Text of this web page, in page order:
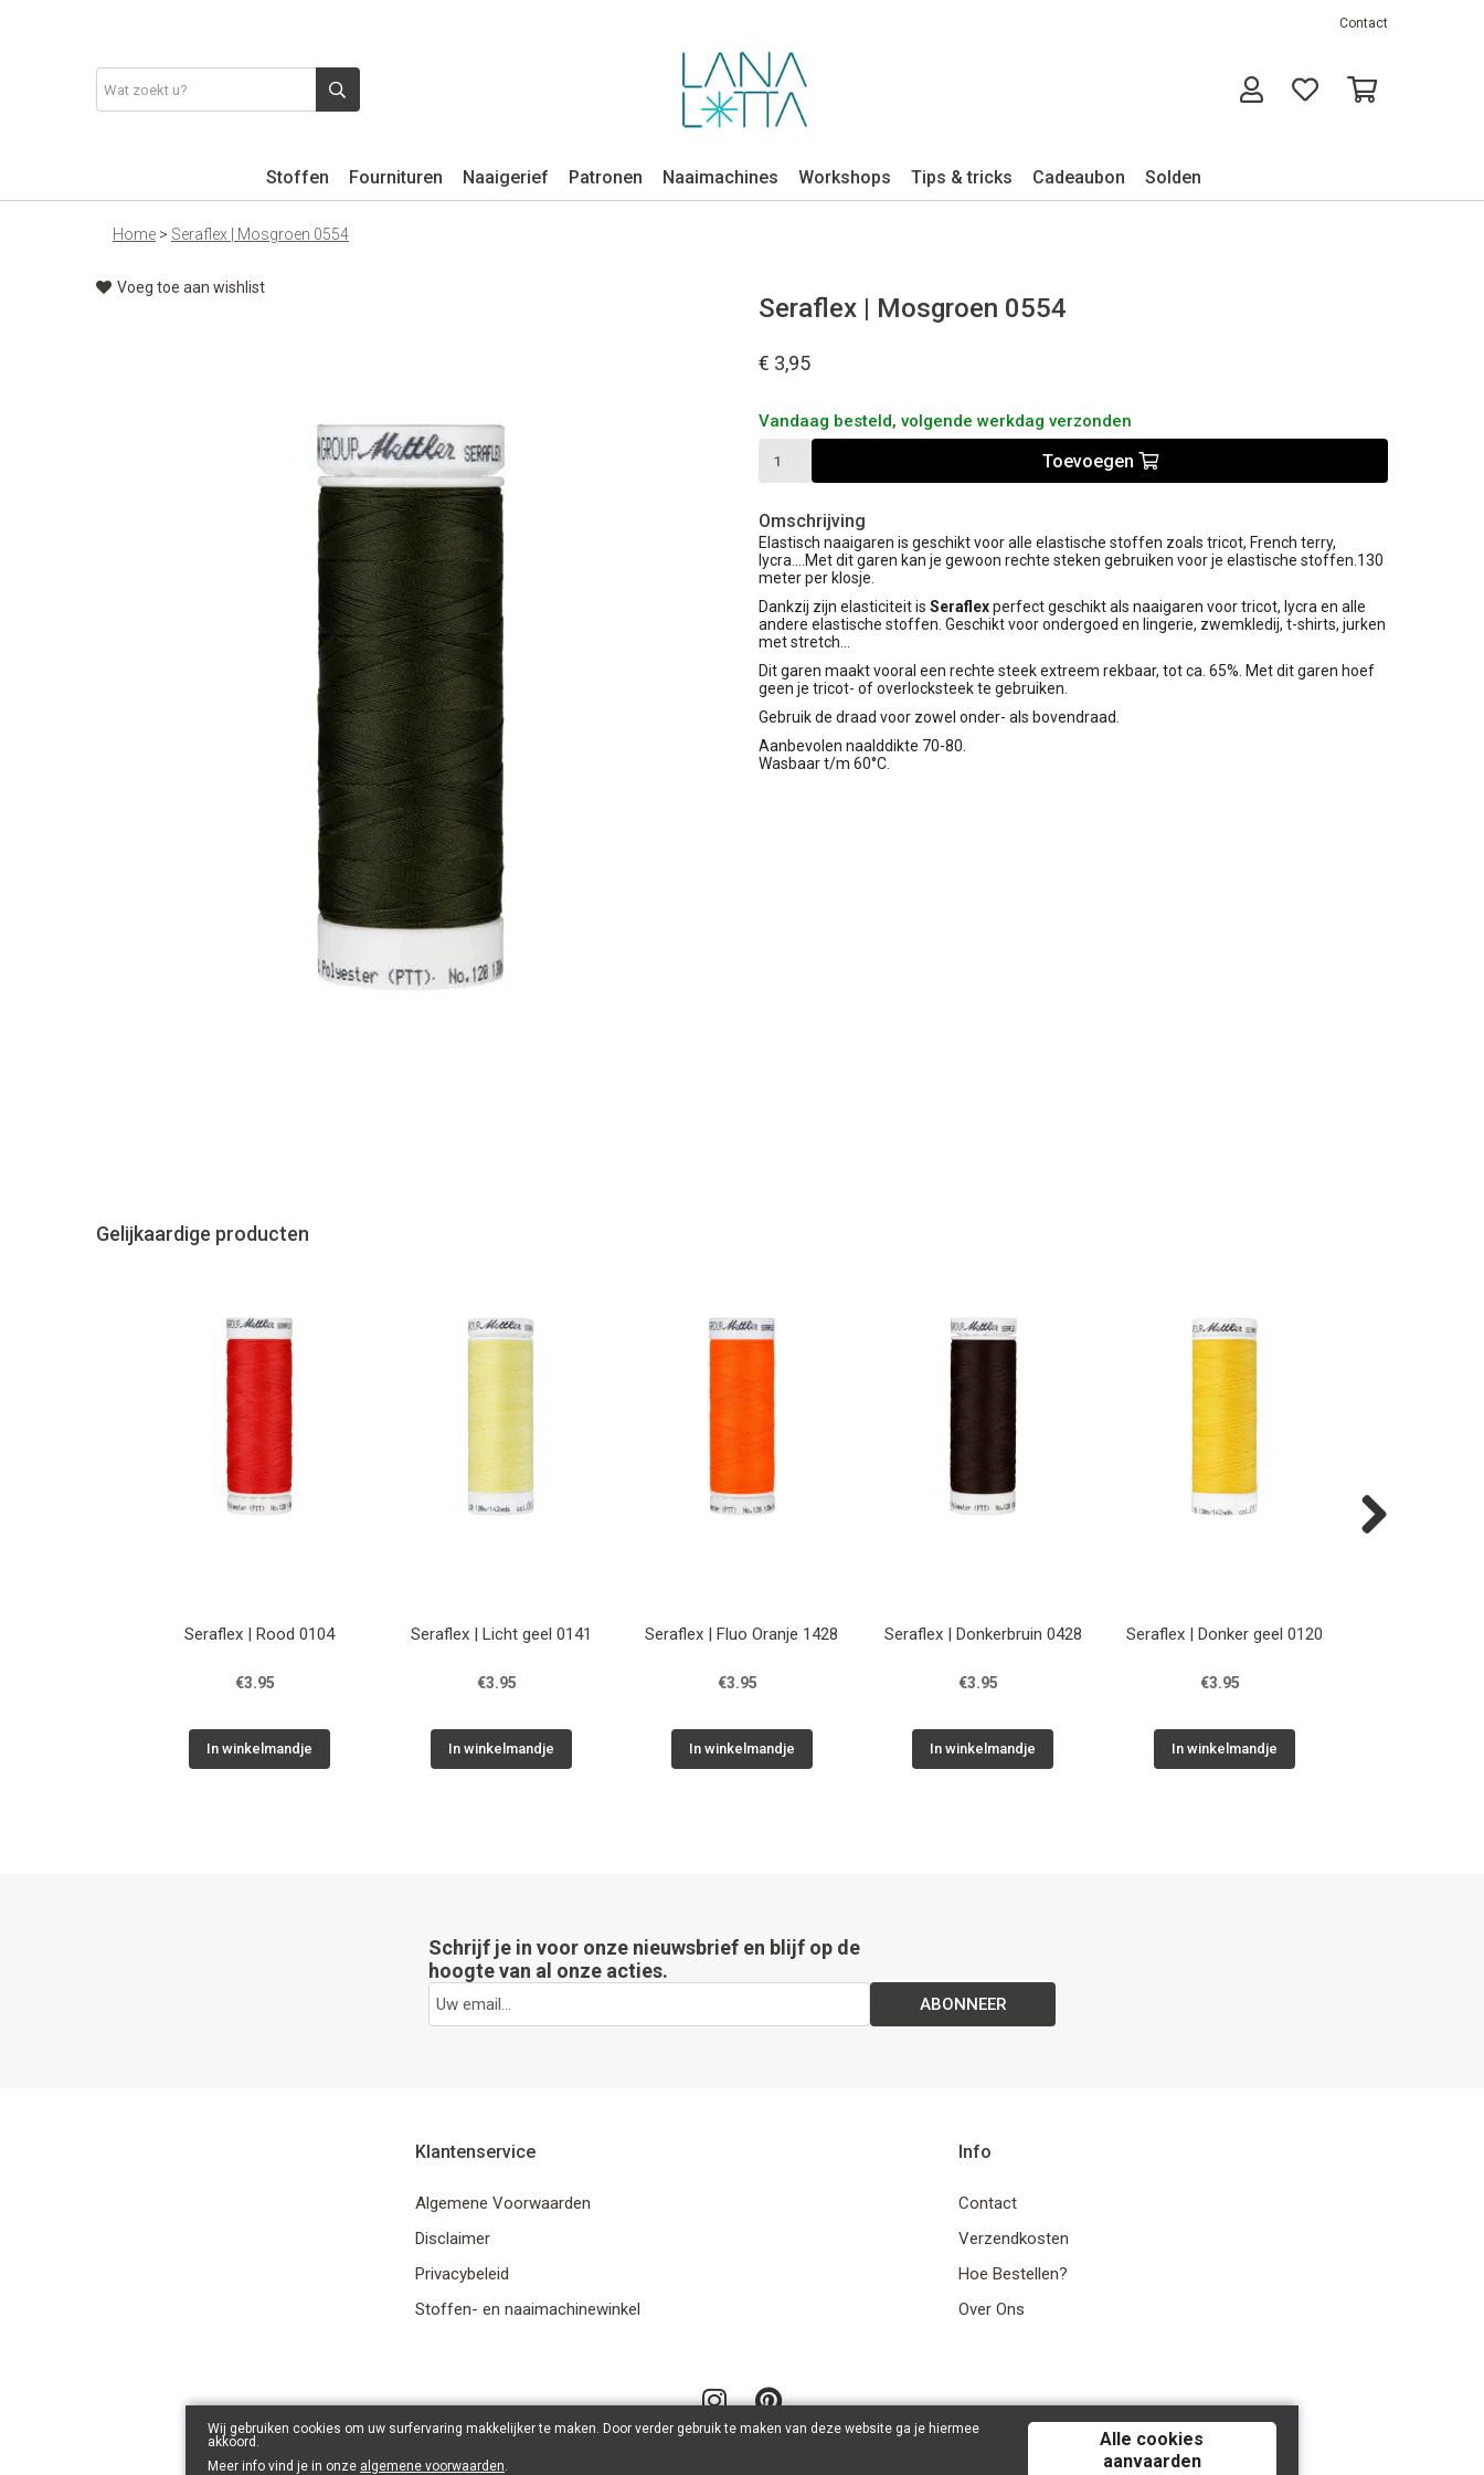
Contact
Stoffen Fournituren Naaigerief Patronen Naaimachines Workshops Tips & tricks Cadeaubon Solden
Home > Seraflex | Mosgroen 0554
Voeg toe aan wishlist
Seraflex | Mosgroen 0554
€ 3,95
Vandaag besteld, volgende werkdag verzonden
Toevoegen
Omschrijving
Elastisch naaigaren is geschikt voor alle elastische stoffen zoals tricot, French terry,
lycra....Met dit garen kan je gewoon rechte steken gebruiken voor je elastische stoffen.130
meter per klosje.
Dankzij zijn elasticiteit is Seraflexperfect geschikt als naaigaren voor tricot, lycra en alle
andere elastische stoffen. Geschikt voor ondergoed en lingerie, zwemkledij, t-shirts, jurken
met stretch...
Dit garen maakt vooral een rechte steek extreem rekbaar, tot ca. 65%. Met dit garen hoef
geen je tricot- of overlocksteek te gebruiken.
Gebruik de draad voor zowel onder- als bovendraad.
Aanbevolen naalddikte 70-80.
Wasbaar t/m 60°C.
Gelijkaardige producten
Seraflex | Rood 0104
€3.95
In winkelmandje
Seraflex | Licht geel 0141
€3.95
In winkelmandje
Seraflex | Fluo Oranje 1428
€3.95
In winkelmandje
Seraflex | Donkerbruin 0428
€3.95
In winkelmandje
Seraflex | Donker geel 0120
€3.95
In winkelmandje
Schrijf je in voor onze nieuwsbrief en blijf op de
hoogte van al onze acties.
ABONNEER
Klantenservice
Algemene Voorwaarden
Disclaimer
Privacybeleid
Stoffen- en naaimachinewinkel
Info
Contact
Verzendkosten
Hoe Bestellen?
Over Ons
Wij gebruiken cookies om uw surfervaring makkelijker te maken. Door verder gebruik te maken van deze website ga je hiermee
akkoord.
Meer info vind je in onze algemene voorwaarden.
Alle cookies
aanvaarden